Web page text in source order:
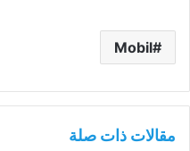
Mobil
مقالات ذات صلة